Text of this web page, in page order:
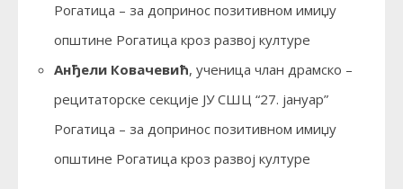
Рогатица – за допринос позитивном имиџу
општине Рогатица кроз развој културе
Анђели Ковачевић, ученица члан драмско –
рецитаторске секције ЈУ СШЦ “27. јануар”
Рогатица – за допринос позитивном имиџу
општине Рогатица кроз развој културе